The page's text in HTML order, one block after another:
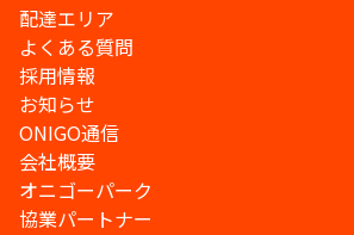
配達エリア
よくある質問
採用情報
お知らせ
ONIGO通信
会社概要
オニゴーパーク
協業パートナー